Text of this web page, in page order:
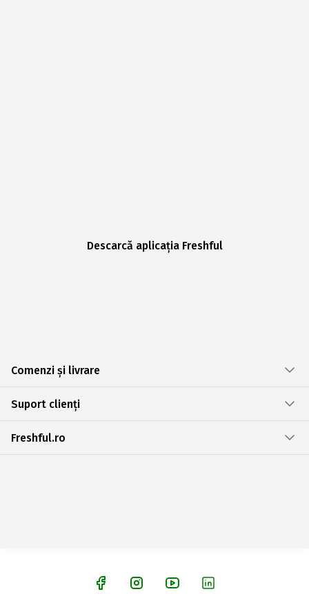
Descarcă aplicația Freshful
Comenzi și livrare
Suport clienți
Freshful.ro